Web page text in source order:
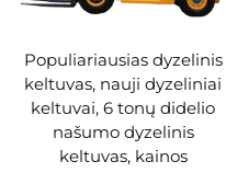
Populiariausias dyzelinis
keltuvas, nauji dyzeliniai
keltuvai, 6 tonų didelio
našumo dyzelinis
keltuvas, kainos